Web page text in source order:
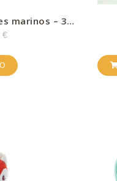
marinos – 36
€